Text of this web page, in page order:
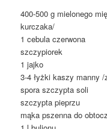
400-500 g mielonego
kurczaka/
1 cebula czerwona
szczypiorek
1 jajko
3-4 łyżki kaszy manny
spora szczypta soli
szczypta pieprzu
mąka pszenna do